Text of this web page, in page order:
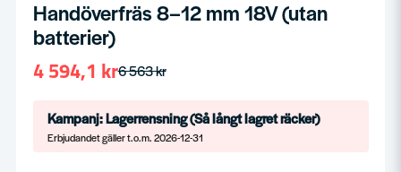
Handöverfräs 8–12 mm 18V (utan
batterier)
6 563 kr
4 594,1 kr
Kampanj: Lagerrensning (Så långt lagret räcker)
Erbjudandet gäller t.o.m. 2026-12-31